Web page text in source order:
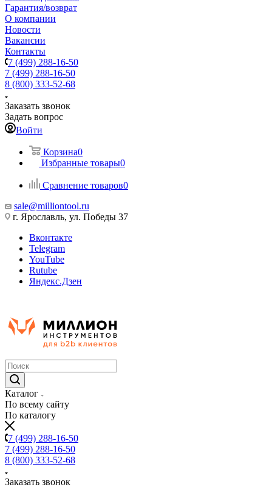
Гарантия/возврат
О компании
Новости
Вакансии
Контакты
7 (499) 288-16-50
7 (499) 288-16-50
8 (800) 333-52-68
Заказать звонок
Задать вопрос
Войти
Корзина0
Избранные товары0
Сравнение товаров0
sale@milliontool.ru
г. Ярославль, ул. Победы 37
Вконтакте
Telegram
YouTube
Rutube
Яндекс.Дзен
Каталог
По всему сайту
По каталогу
7 (499) 288-16-50
7 (499) 288-16-50
8 (800) 333-52-68
Заказать звонок